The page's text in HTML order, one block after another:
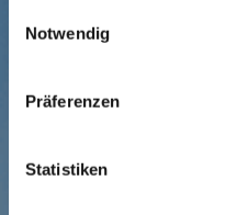
Notwendig
Präferenzen
Statistiken